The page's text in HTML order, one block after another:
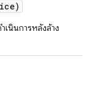
เนินการหลังล้าง